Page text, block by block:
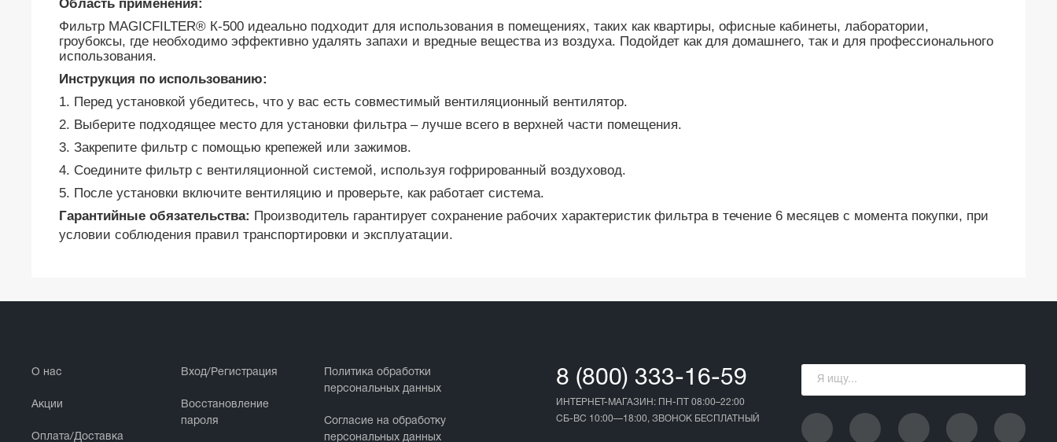
Область применения:
Фильтр MAGICFILTER® К-500 идеально подходит для использования в помещениях, таких как квартиры, офисные кабинеты, лаборатории,
гроубоксы, где необходимо эффективно удалять запахи и вредные вещества из воздуха. Подойдет как для домашнего, так и для профессионального
использования.
Инструкция по использованию:
1. Перед установкой убедитесь, что у вас есть совместимый вентиляционный вентилятор.
2. Выберите подходящее место для установки фильтра – лучше всего в верхней части помещения.
3. Закрепите фильтр с помощью крепежей или зажимов.
4. Соедините фильтр с вентиляционной системой, используя гофрированный воздуховод.
5. После установки включите вентиляцию и проверьте, как работает система.
Гарантийные обязательства: Производитель гарантирует сохранение рабочих характеристик фильтра в течение 6 месяцев с момента покупки, при
условии соблюдения правил транспортировки и эксплуатации.
О нас
Акции
Оплата/Доставка
Вход/Регистрация
Восстановление
пароля
Политика обработки
персональных данных
Cогласие на обработку
персональных данных
8 (800) 333-16-59
ИНТЕРНЕТ-МАГАЗИН: ПН-ПТ 08:00–22:00
СБ-ВС 10:00—18:00, ЗВОНОК БЕСПЛАТНЫЙ